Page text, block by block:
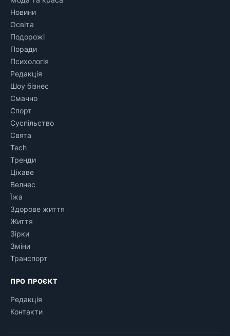
Новини
Освіта
Подорожі
Поради
Психологія
Редакція
Шоу бізнес
Смачно
Спорт
Суспільство
Свята
Tech
Тренди
Цікаве
Велнес
Їжа
Здорове життя
Життя
Зірки
Зміни
Транспорт
ПРО ПРОЄКТ
Редакція
Контакти